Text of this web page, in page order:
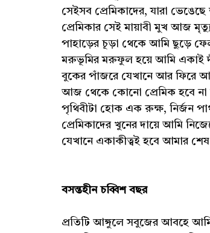
সেইসব প্রেমিকাদের, যারা
প্রেমিকার সেই মায়াবী মুখ আজ
পাহাড়ের চূড়া থেকে আমি ছুড়ে
মরুভূমির মরুফুল হয়ে আমি একাই
বুকের পাঁজরে যেখানে আর ফিরে
আজ থেকে কোনো প্রেমিক হবে
পৃথিবীটা হোক এক রুক্ষ, নির্জন
প্রেমিকাদের খুনের দায়ে আমি
যেখানে একাকীত্বই হবে আমার
বসন্তহীন চব্বিশ বছর
প্রতিটি আঙ্গুলে সবুজের আবহে